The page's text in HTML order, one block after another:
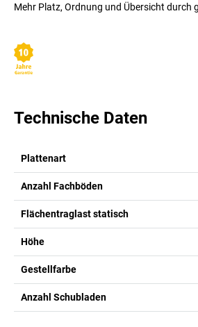
Mehr Platz, Ordnung und Übersicht
Technische Daten
Plattenart
Anzahl Fachböden
Flächentraglast statisch
Höhe
Gestellfarbe
Anzahl Schubladen